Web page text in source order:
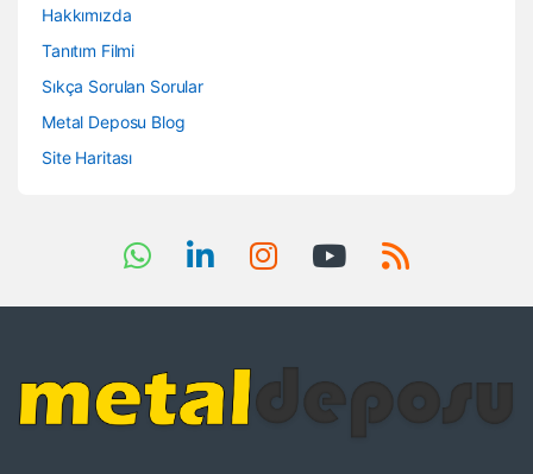
Hakkımızda
Tanıtım Filmi
Sıkça Sorulan Sorular
Metal Deposu Blog
Site Haritası